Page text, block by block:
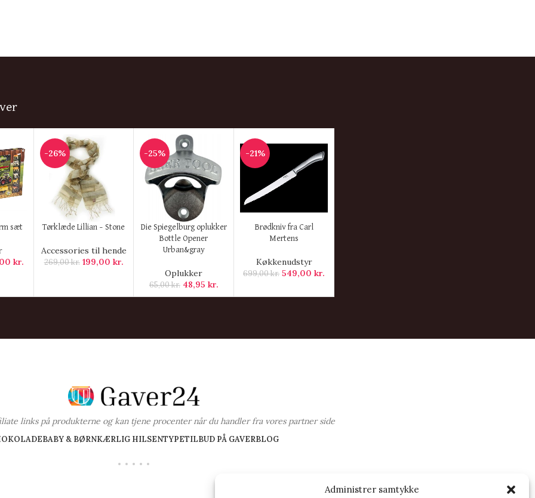
Administrer samtykke
sæt
kr.
-26%
KØB HER
Tørklæde Lillian – Stone
Accessories til hende
269,00kr. 199,00 kr.
-25%
KØB HER
Die Spiegelburg oplukker
Bottle Opener
Urban&gray
Oplukker
65,00kr. 48,95 kr.
-21%
KØB HER
Brødkniv fra Carl
Mertens
Køkkenudstyr
699,00kr. 549,00kr.
links på produkterne og kan tjene procenter når du handler fra vores partner side
BABY & BØRNKÆRLIG HILSENTYPETILBUD PÅ GAVERBLOG